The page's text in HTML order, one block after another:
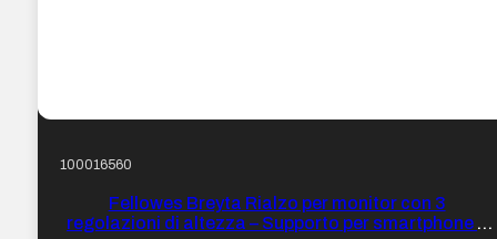
100016560
Fellowes Breyta Rialzo per monitor con 3
regolazioni di altezza – Supporto per smartphone e